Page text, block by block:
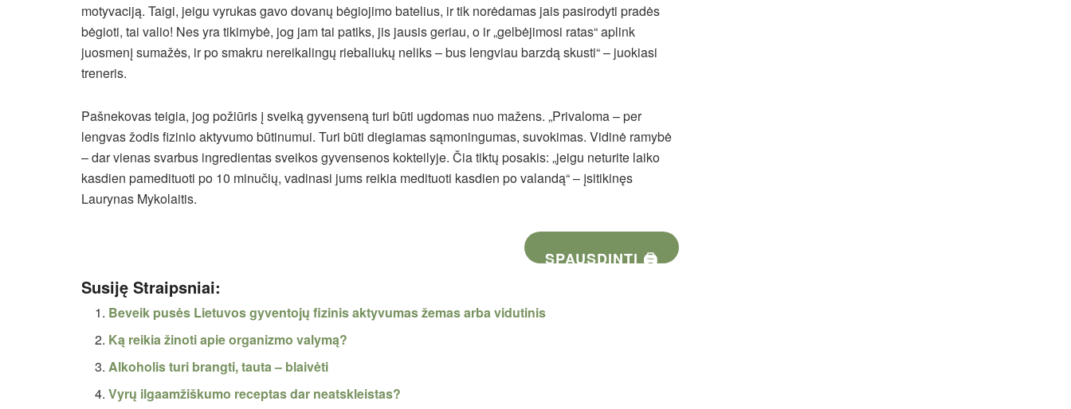
motyvaciją. Taigi, jeigu vyrukas gavo dovanų bėgiojimo batelius, ir tik norėdamas jais pasirodyti pradės
bėgioti, tai valio! Nes yra tikimybė, jog jam tai patiks, jis jausis geriau, o ir „gelbėjimosi ratas“ aplink
juosmenį sumažės, ir po smakru nereikalingų riebaliukų neliks – bus lengviau barzdą skusti“ – juokiasi
treneris.
Pašnekovas teigia, jog požiūris į sveiką gyvenseną turi būti ugdomas nuo mažens. „Privaloma – per
lengvas žodis fizinio aktyvumo būtinumui. Turi būti diegiamas sąmoningumas, suvokimas. Vidinė ramybė
– dar vienas svarbus ingredientas sveikos gyvensenos kokteilyje. Čia tiktų posakis: „jeigu neturite laiko
kasdien pamedituoti po 10 minučių, vadinasi jums reikia medituoti kasdien po valandą“ – įsitikinęs
Laurynas Mykolaitis.
SPAUSDINTI 🖨
Susiję Straipsniai:
Beveik pusės Lietuvos gyventojų fizinis aktyvumas žemas arba vidutinis
Ką reikia žinoti apie organizmo valymą?
Alkoholis turi brangti, tauta – blaivėti
Vyrų ilgaamžiškumo receptas dar neatskleistas?